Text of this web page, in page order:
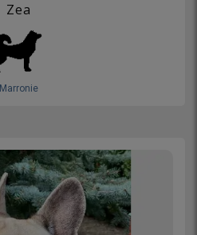
Zea
Marronie